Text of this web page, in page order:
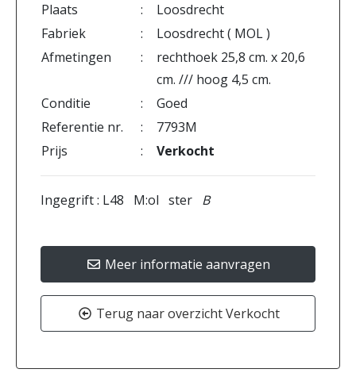
Plaats
:
Loosdrecht
Fabriek
:
Loosdrecht ( MOL )
Afmetingen
:
rechthoek 25,8 cm. x 20,6
cm. /// hoog 4,5 cm.
Conditie
:
Goed
Referentie nr.
:
7793M
Prijs
: Verkocht
Ingegrift : L48 M:ol ster B
Meer informatie aanvragen
Terug naar overzicht Verkocht